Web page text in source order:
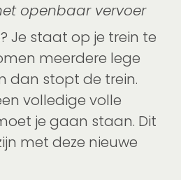
openbaar vervoer
Je staat op je trein te
meerdere lege
dan stopt de trein.
volledige volle
je gaan staan. Dit
met deze nieuwe